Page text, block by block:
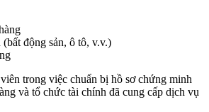
động sản, ô tô, v.v.)
trong việc chuẩn bị hồ sơ chứng minh
và tổ chức tài chính đã cung cấp dịch vụ